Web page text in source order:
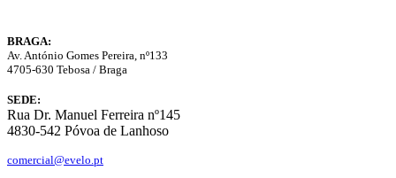
BRAGA:
Av. António Gomes Pereira, nº133
4705-630 Tebosa / Braga
SEDE:
Rua Dr. Manuel Ferreira nº145
4830-542 Póvoa de Lanhoso
comercial@evelo.pt